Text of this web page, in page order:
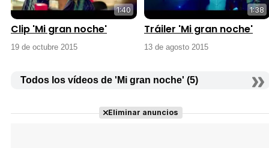
1:40
Clip 'Mi gran noche'
19 de octubre 2015
1:38
Tráiler 'Mi gran noche'
13 de agosto 2015
Todos los vídeos de 'Mi gran noche' (5)
Eliminar anuncios